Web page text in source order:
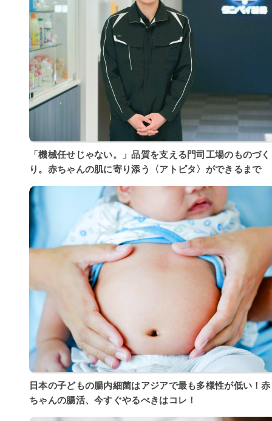
「機械任せじゃない。」品質を支える門司工場のものづく
り。赤ちゃんの肌に寄り添う〈アトピタ〉ができるまで
日本の子どもの腸内細菌はアジアで最も多様性が低い！赤
ちゃんの腸活、今すぐやるべきはコレ！